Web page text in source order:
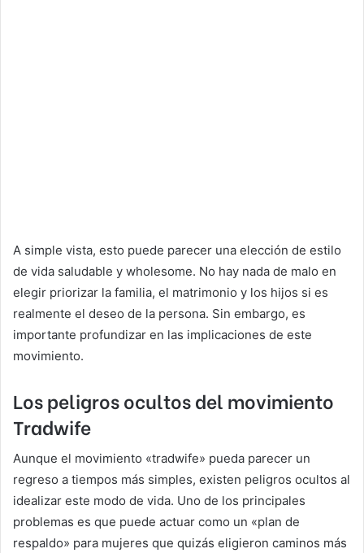
A simple vista, esto puede parecer una elección de estilo
de vida saludable y wholesome. No hay nada de malo en
elegir priorizar la familia, el matrimonio y los hijos si es
realmente el deseo de la persona. Sin embargo, es
importante profundizar en las implicaciones de este
movimiento.
Los peligros ocultos del movimiento
Tradwife
Aunque el movimiento «tradwife» pueda parecer un
regreso a tiempos más simples, existen peligros ocultos al
idealizar este modo de vida. Uno de los principales
problemas es que puede actuar como un «plan de
respaldo» para mujeres que quizás eligieron caminos más